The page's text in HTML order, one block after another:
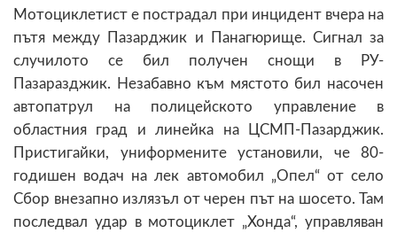
Мотоциклетист е пострадал при инцидент вчера на
пътя между Пазарджик и Панагюрище. Сигнал за
случилото се бил получен снощи в РУ-
Пазаразджик. Незабавно към мястото бил насочен
автопатрул на полицейското управление в
областния град и линейка на ЦСМП-Пазарджик.
Пристигайки, униформените установили, че 80-
годишен водач на лек автомобил „Опел“ от село
Сбор внезапно излязъл от черен път на шосето. Там
последвал удар в мотоциклет „Хонда“, управляван